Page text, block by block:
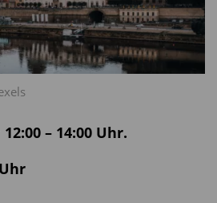
– 14:00 Uhr.